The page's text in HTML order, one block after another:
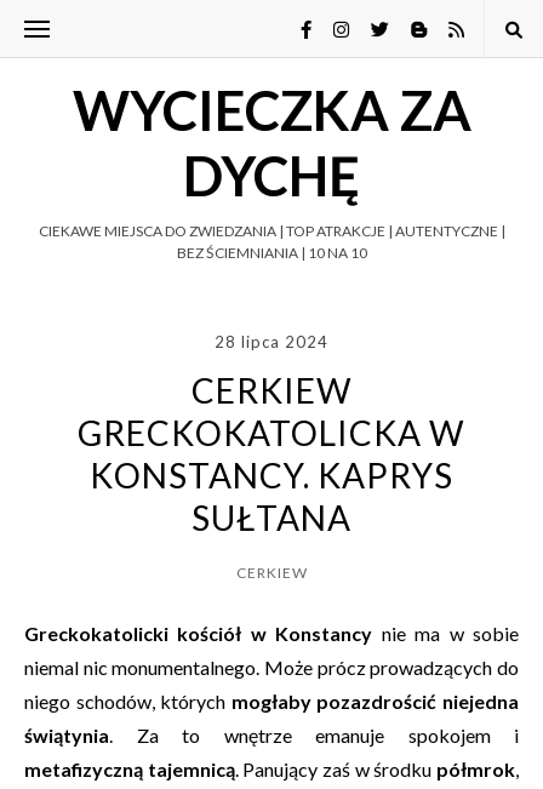
WYCIECZKA ZA
DYCHĘ
CIEKAWE MIEJSCA DO ZWIEDZANIA | TOP ATRAKCJE | AUTENTYCZNE |
BEZ ŚCIEMNIANIA | 10 NA 10
28 lipca 2024
CERKIEW
GRECKOKATOLICKA W
KONSTANCY. KAPRYS
SUŁTANA
CERKIEW
Greckokatolicki kościół w Konstancy nie ma w sobie
niemal nic monumentalnego. Może prócz prowadzących do
niego schodów, których mogłaby pozazdrościć niejedna
świątynia. Za to wnętrze emanuje spokojem i
metafizyczną tajemnicą. Panujący zaś w środku półmrok,